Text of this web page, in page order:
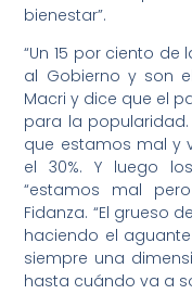
bienestar”.
“Un 15 por ciento
al Gobierno y son
Macri y dice que el
para la
que estamos mal y
el 30%. Y luego
“estamos mal
Fidanza. “El grueso
haciendo el
siempre una
hasta cuándo va a